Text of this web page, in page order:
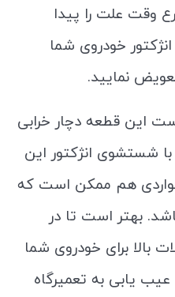
وقت علت را پیدا
خودروی شما
نمایید.
این قطعه دچار خرابی
شستشوی انژکتور این
مواردی هم ممکن است که
بهتر است تا در
بالا برای خودروی شما
یابی به تعمیرگاه